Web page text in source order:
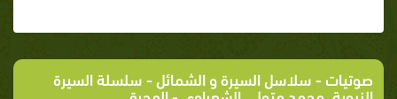
صوتيات -سلاسل السيرة و الشمائل -سلسلة السيرة